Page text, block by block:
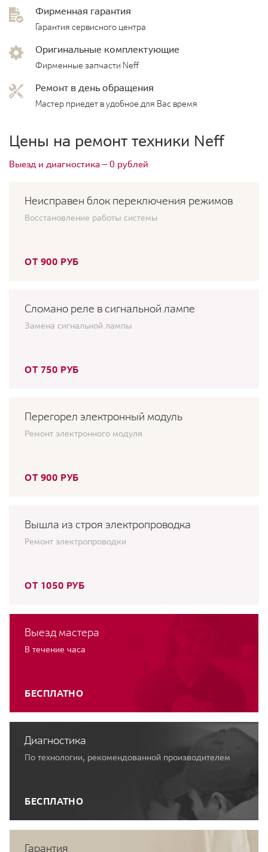
Фирменная гарантия
Гарантия сервисного центра
Оригинальные комплектующие
Фирменные запчасти Neff
Ремонт в день обращения
Мастер приедет в удобное для Вас время
Цены на ремонт техники Neff
Выезд и диагностика — 0 рублей
Неисправен блок переключения режимов
Восстановление работы системы
ОТ 900 РУБ
Сломано реле в сигнальной лампе
Замена сигнальной лампы
ОТ 750 РУБ
Перегорел электронный модуль
Ремонт электронного модуля
ОТ 900 РУБ
Вышла из строя электропроводка
Ремонт электропроводки
ОТ 1050 РУБ
Выезд мастера
В течение часа
БЕСПЛАТНО
Диагностика
По технологии, рекомендованной производителем
БЕСПЛАТНО
Гарантия